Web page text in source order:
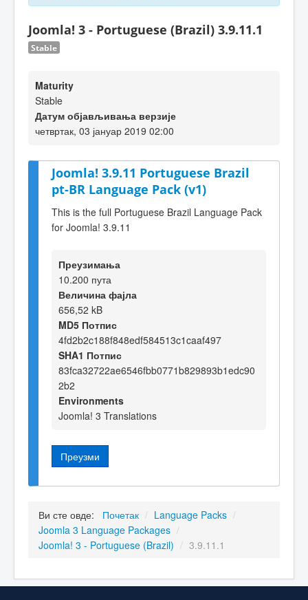
Joomla! 3 - Portuguese (Brazil) 3.9.11.1
Stable
Maturity
Stable
Датум објављивања верзије
четвртак, 03 јануар 2019 02:00
Joomla! 3.9.11 Portuguese Brazil
pt-BR Language Pack (v1)
This is the full Portuguese Brazil Language Pack
for Joomla! 3.9.11
Преузимања
10.200 пута
Величина фајла
656,52 kB
MD5 Потпис
4fd2b2c188f848edf584513c1caaf497
SHA1 Потпис
83fca32722ae6546fbb0771b829893b1edc90
2b2
Environments
Joomla! 3 Translations
Преузми
Ви сте овде: Почетак / Language Packs /
Joomla 3 Language Packages /
Joomla! 3 - Portuguese (Brazil) / 3.9.11.1